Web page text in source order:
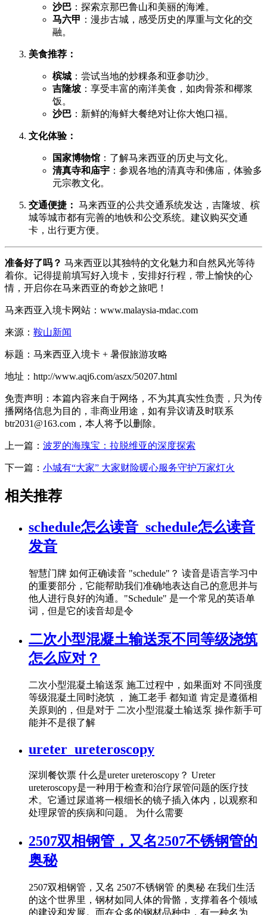
沙巴 ：探索京那巴鲁山和美丽的海滩。
马六甲 ：漫步古城，感受历史的厚重与文化的交
融。
美食推荐：
槟城 ：尝试当地的炒粿条和亚参叻沙。
吉隆坡 ：享受丰富的南洋美食，如肉骨茶和椰浆
饭。
沙巴 ：新鲜的海鲜大餐绝对让你大饱口福。
文化体验：
国家博物馆 ：了解马来西亚的历史与文化。
清真寺和庙宇 ：参观各地的清真寺和佛庙，体验多
元宗教文化。
交通便捷： 马来西亚的公共交通系统发达，吉隆坡、槟
城等城市都有完善的地铁和公交系统。建议购买交通
卡，出行更方便。
准备好了吗？ 马来西亚以其独特的文化魅力和自然风光等待
着你。记得提前填写好入境卡，安排好行程，带上愉快的心
情，开启你在马来西亚的奇妙之旅吧！
马来西亚入境卡网站：www.malaysia-mdac.com
来源： 鞍山新闻
标题：马来西亚入境卡 + 暑假旅游攻略
地址：http://www.aqj6.com/aszx/50207.html
免责声明：本篇内容来自于网络，不为其真实性负责，只为传
播网络信息为目的，非商业用途，如有异议请及时联系
btr2031@163.com，本人将予以删除。
上一篇： 波罗的海瑰宝：拉脱维亚的深度探索
下一篇： 小城有“大家” 大家财险暖心服务守护万家灯火
相关推荐
schedule怎么读音_schedule怎么读音
发音
智慧门牌 如何正确读音 "schedule"？ 读音是语言学习中
的重要部分，它能帮助我们准确地表达自己的意思并与
他人进行良好的沟通。"Schedule" 是一个常见的英语单
词，但是它的读音却是令
二次小型混凝土输送泵不同等级浇筑
怎么应对？
二次小型混凝土输送泵 施工过程中，如果面对 不同强度
等级混凝土同时浇筑 ， 施工老手 都知道 肯定是遵循相
关原则的，但是对于 二次小型混凝土输送泵 操作新手可
能并不是很了解
ureter_ureteroscopy
深圳餐饮票 什么是ureter ureteroscopy？ Ureter
ureteroscopy是一种用于检查和治疗尿管问题的医疗技
术。它通过尿道将一根细长的镜子插入体内，以观察和
处理尿管的疾病和问题。 为什么需要
2507双相钢管，又名2507不锈钢管的
奥秘
2507双相钢管，又名 2507不锈钢管 的奥秘 在我们生活
的这个世界里，钢材如同人体的骨骼，支撑着各个领域
的建设和发展。而在众多的钢材品种中，有一种名为